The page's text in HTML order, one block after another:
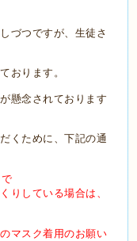
づつですが、生徒さ
おります。
懸念されております
くために、下記の通
りしている場合は、
マスク着用のお願い